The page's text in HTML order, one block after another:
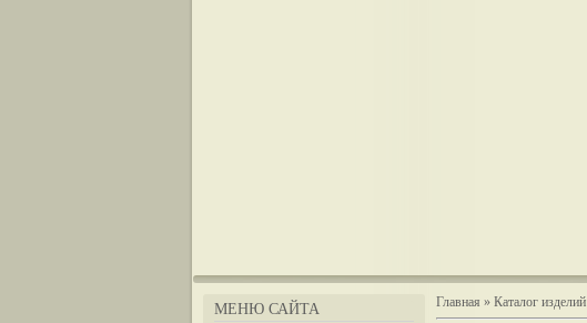
МЕНЮ САЙТА Главная » Каталог изделий